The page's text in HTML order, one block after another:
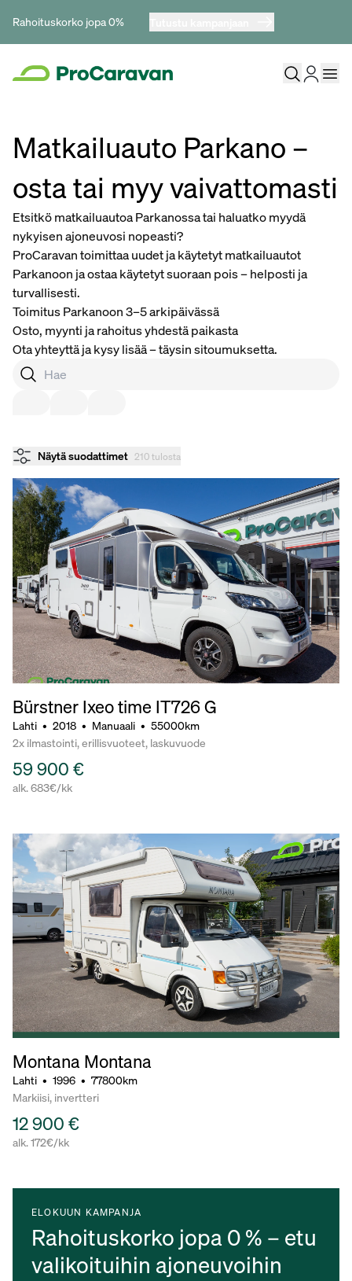
Rahoituskorko jopa 0%
Matkailuauto Parkano –
osta tai myy vaivattomasti
Etsitkö matkailuautoa Parkanossa tai haluatko myydä
nykyisen ajoneuvosi nopeasti?
ProCaravan toimittaa uudet ja käytetyt matkailuautot
Parkanoon ja ostaa käytetyt suoraan pois – helposti ja
turvallisesti.
Toimitus Parkanoon 3–5 arkipäivässä
Osto, myynti ja rahoitus yhdestä paikasta
Ota yhteyttä ja kysy lisää – täysin sitoumuksetta.
Näytä suodattimet 210 tulosta
Bürstner Ixeo time IT726 G
Lahti • 2018 • Manuaali • 55000km
2x ilmastointi, erillisvuoteet, laskuvuode
59 900 €
alk. 683€/kk
Montana Montana
Lahti • 1996 • 77800km
Markiisi, invertteri
12 900 €
alk. 172€/kk
ELOKUUN KAMPANJA
Rahoituskorko jopa 0 % – etu
valikoituihin ajoneuvoihin